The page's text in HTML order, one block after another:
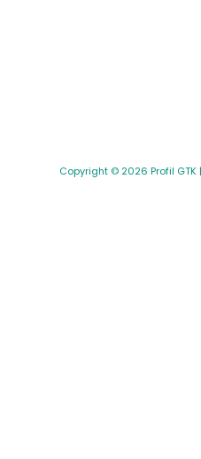
Copyright © 2026 Profil GTK |